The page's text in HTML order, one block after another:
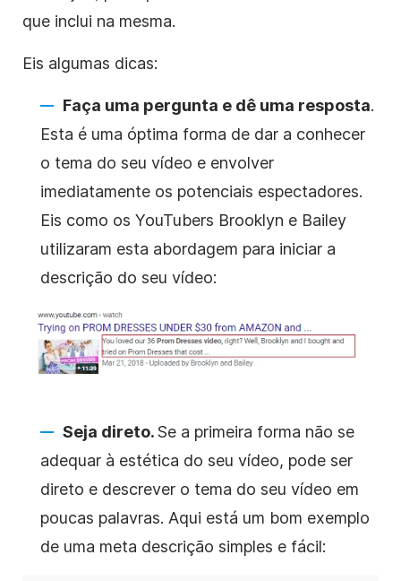
que inclui na mesma.
Eis algumas dicas:
Faça uma pergunta e dê uma resposta.
Esta é uma óptima forma de dar a conhecer
o tema do seu vídeo e envolver
imediatamente os potenciais espectadores.
Eis como os YouTubers Brooklyn e Bailey
utilizaram esta abordagem para iniciar a
descrição do seu vídeo:
Seja direto.Se a primeira forma não se
adequar à estética do seu vídeo, pode ser
direto e descrever o tema do seu vídeo em
poucas palavras. Aqui está um bom exemplo
de uma meta descrição simples e fácil: